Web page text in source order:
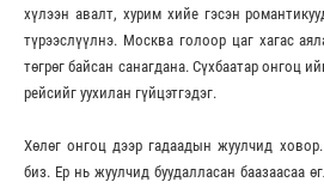
хүлээн авалт, хурим хийе гэсэн
түрээслүүлнэ. Москва голоор цаг хагас
төгрөг байсан санагдана. Сүхбаатар онгоц
рейсийг уухилан гүйцэтгэдэг.
Хөлөг онгоц дээр гадаадын жуулчид
биз. Ер нь жуулчид буудалласан баазаасаа